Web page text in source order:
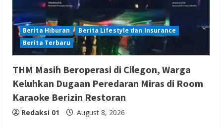
Berita Hiburan
Berita Lifestyle dan Insurance
Berita Terbaru
THM Masih Beroperasi di Cilegon, Warga
Keluhkan Dugaan Peredaran Miras di Room
Karaoke Berizin Restoran
Redaksi 01 August 8, 2026